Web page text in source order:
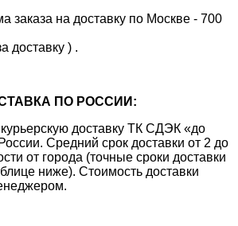
заказа на доставку по Москве - 700
доставку ) .
ПО РОССИИ:
доставку ТК СДЭК «до
Средний срок доставки от 2 до
от города (точные сроки доставки
ниже). Стоимость доставки